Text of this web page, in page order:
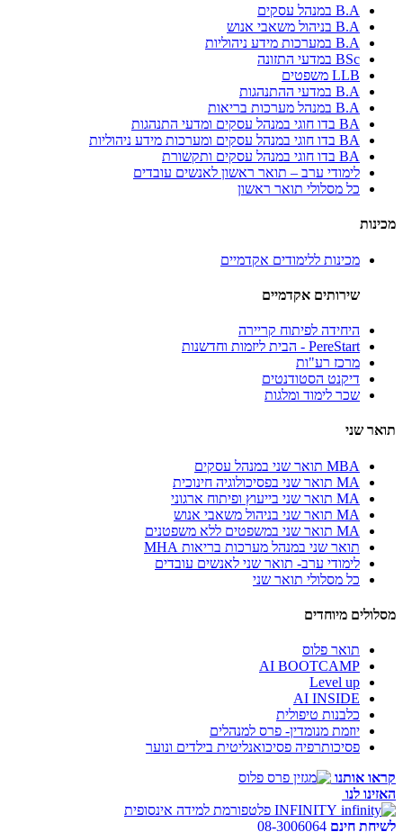
B.A במנהל עסקים
B.A בניהול משאבי אנוש
B.A במערכות מידע ניהוליות
BSc במדעי התזונה
LLB משפטים
B.A במדעי ההתנהגות
B.A במנהל מערכות בריאות
BA בדו חוגי במנהל עסקים ומדעי התנהגות
BA בדו חוגי במנהל עסקים ומערכות מידע ניהוליות
BA בדו חוגי במנהל עסקים ותקשורת
לימודי ערב – תואר ראשון לאנשים עובדים
כל מסלולי תואר ראשון
מכינות
מכינות ללימודים אקדמיים
שירותים אקדמיים
היחידה לפיתוח קריירה
PereStart - הבית ליזמות וחדשנות
מרכז רע"ות
דיקנט הסטודנטים
שכר לימוד ומלגות
תואר שני
MBA תואר שני במנהל עסקים
MA תואר שני בפסיכולוגיה חינוכית
MA תואר שני בייעוץ ופיתוח ארגוני
MA תואר שני בניהול משאבי אנוש
MA תואר שני במשפטים ללא משפטנים
תואר שני במנהל מערכות בריאות MHA
לימודי ערב- תואר שני לאנשים עובדים
כל מסלולי תואר שני
מסלולים מיוחדים
תואר פלוס
AI BOOTCAMP
Level up
AI INSIDE
כלבנות טיפולית
יוזמת מנומדין- פרס למנהלים
פסיכותרפיה פסיכואנליטית בילדים ונוער
קראו אותנו
האזינו לנו
INFINITY פלטפורמת למידה אינסופית
לשיחת חינם 08-3006064